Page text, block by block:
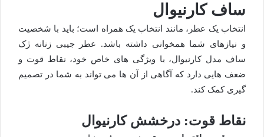
ساف کارنیوال
انتخاب یک عطر، مانند انتخاب یک همراه است؛ باید با شخصیت
و نیازهای شما همخوانی داشته باشد. عطر جیبی زنانه ژک
ساف مدل کارنیوال، با ویژگی های خاص خود، نقاط قوت و
ضعف هایی دارد که آگاهی از آن ها می تواند به شما در تصمیم
گیری کمک کند.
نقاط قوت: درخشش کارنیوال